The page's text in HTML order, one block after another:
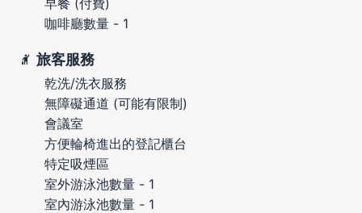
咖啡廳數量 - 1
旅客服務
乾洗/洗衣服務
無障礙通道 (可能有限制)
會議室
方便輪椅進出的登記櫃台
特定吸煙區
室外游泳池數量 - 1
室內游泳池數量 - 1